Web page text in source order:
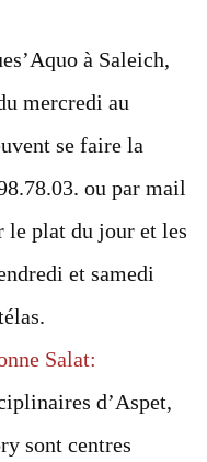
à Saleich,
mercredi au
se faire la
ou par mail
le plat du jour et les
et samedi
Salat:
d’Aspet,
sont centres